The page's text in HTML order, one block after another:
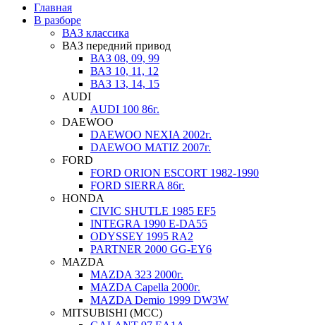
Главная
В разборе
ВАЗ классика
ВАЗ передний привод
ВАЗ 08, 09, 99
ВАЗ 10, 11, 12
ВАЗ 13, 14, 15
AUDI
AUDI 100 86г.
DAEWOO
DAEWOO NEXIA 2002г.
DAEWOO MATIZ 2007г.
FORD
FORD ORION ESCORT 1982-1990
FORD SIERRA 86г.
HONDA
CIVIC SHUTLE 1985 EF5
INTEGRA 1990 E-DA55
ODYSSEY 1995 RA2
PARTNER 2000 GG-EY6
MAZDA
MAZDA 323 2000г.
MAZDA Capella 2000г.
MAZDA Demio 1999 DW3W
MITSUBISHI (MCC)